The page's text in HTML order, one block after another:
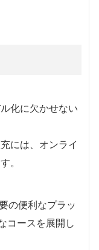
化に欠かせない
には、オンライ
。
の便利なプラッ
コースを展開し